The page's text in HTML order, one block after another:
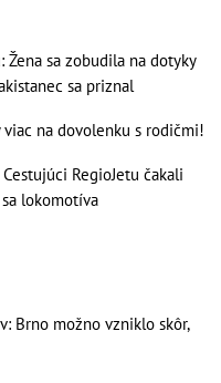
sa zobudila na dotyky
sa priznal
viac na dovolenku s rodičmi!
RegioJetu čakali
lokomotíva
Brno možno vzniklo skôr,